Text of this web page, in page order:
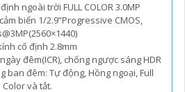
ngoài trời FULL COLOR 3.0MP
biến 1/2.9”Progressive CMOS,
cố định 2.8mm
đêm(ICR), chống ngược sáng HDR
ban đêm: Tự động, Hồng ngoại, Full
Color và tắt.